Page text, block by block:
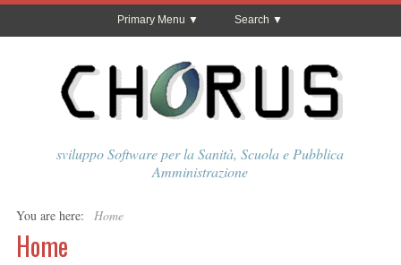
Primary Menu Search
sviluppo Software per la Sanità, Scuola e Pubblica
Amministrazione
You are here: Home
Home